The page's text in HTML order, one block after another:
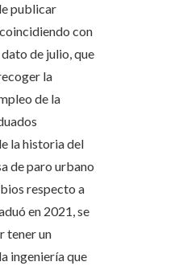
publicar
con
de julio, que
la
de la
la historia del
de paro urbano
respecto a
en 2021, se
tener un
ingeniería que